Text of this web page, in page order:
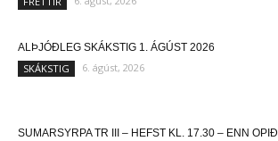
ALÞJÓÐLEG SKÁKSTIG 1. ÁGÚST 2026
SKÁKSTIG 6. ágúst, 2026
SUMARSYRPA TR III – HEFST KL. 17.30 – ENN OPIÐ